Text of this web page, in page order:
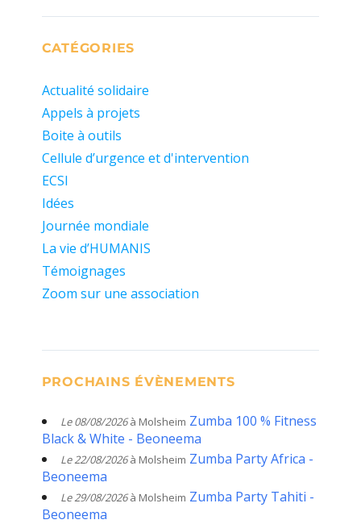
CATÉGORIES
Actualité solidaire
Appels à projets
Boite à outils
Cellule d’urgence et d'intervention
ECSI
Idées
Journée mondiale
La vie d’HUMANIS
Témoignages
Zoom sur une association
PROCHAINS ÉVÈNEMENTS
Le 08/08/2026à Molsheim Zumba 100 % Fitness
Black & White - Beoneema
Le 22/08/2026à Molsheim Zumba Party Africa -
Beoneema
Le 29/08/2026à Molsheim Zumba Party Tahiti -
Beoneema